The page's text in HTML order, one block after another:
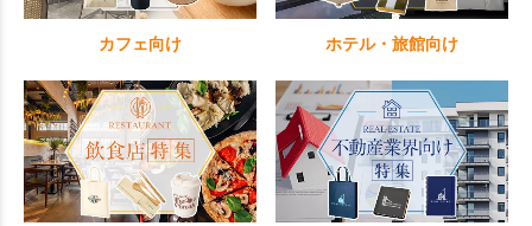
カフェ向け ホテル・旅館向け